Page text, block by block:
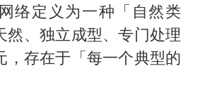
络定义为一种「自然类
、独立成型、专门处理
，存在于「每一个典型的